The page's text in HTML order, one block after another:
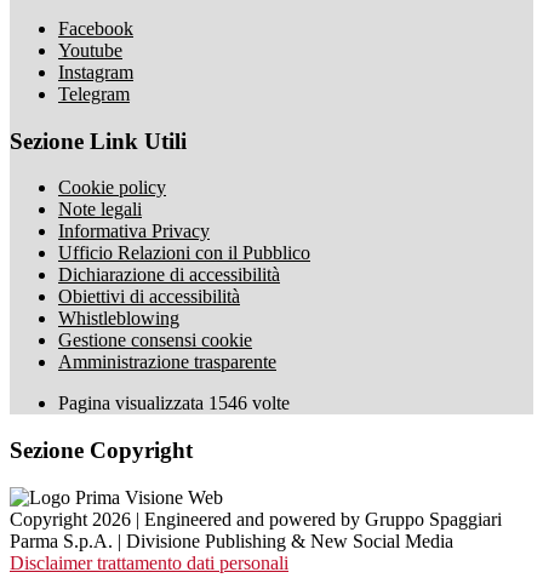
Facebook
Youtube
Instagram
Telegram
Sezione Link Utili
Cookie policy
Note legali
Informativa Privacy
Ufficio Relazioni con il Pubblico
Dichiarazione di accessibilità
Obiettivi di accessibilità
Whistleblowing
Gestione consensi cookie
Amministrazione trasparente
Pagina visualizzata 1546 volte
Sezione Copyright
Copyright 2026 | Engineered and powered by Gruppo Spaggiari
Parma S.p.A. | Divisione Publishing & New Social Media
Disclaimer trattamento dati personali